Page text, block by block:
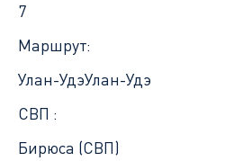
7
Маршрут:
Улан-УдэУлан-Удэ
СВП :
Бирюса (СВП)